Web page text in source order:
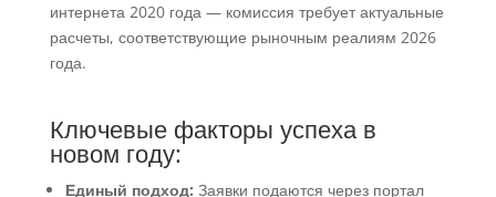
интернета 2020 года — комиссия требует актуальные
расчеты, соответствующие рыночным реалиям 2026
года.
Ключевые факторы успеха в
новом году:
Единый подход: Заявки подаются через портал